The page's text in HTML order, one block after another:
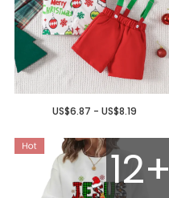
US$6.87 - US$8.19
12+